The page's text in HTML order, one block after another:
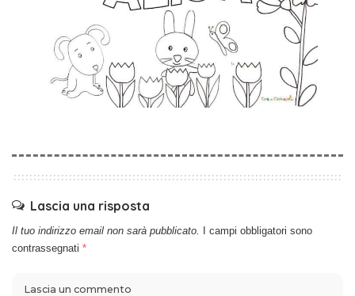
Lascia una risposta
Il tuo indirizzo email non sarà pubblicato. I campi obbligatori sono
contrassegnati *